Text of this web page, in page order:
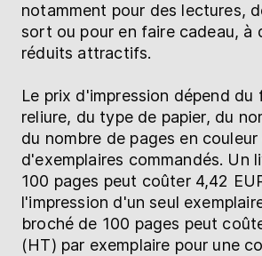
notamment pour des lectures,
sort ou pour en faire cadeau, à
réduits attractifs.
Le prix d'impression dépend du
reliure, du type de papier, du
du nombre de pages en
d'exemplaires commandés. Un
100 pages peut coûter 4,42
l'impression d'un seul
broché de 100 pages peut
(HT) par exemplaire pour une